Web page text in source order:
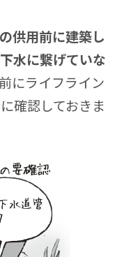
供用前に建築し
水に繋げていな
にライフライン
確認しておきま